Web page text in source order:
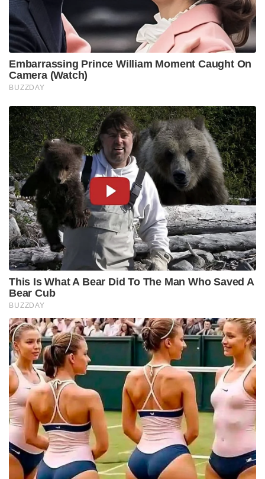
Embarrassing Prince William Moment Caught On
Camera (Watch)
BUZZDAY
This Is What A Bear Did To The Man Who Saved A
Bear Cub
BUZZDAY